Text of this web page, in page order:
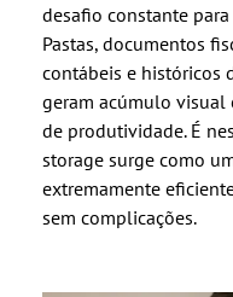
desafio constante
Pastas, documentos
contábeis e históricos
geram acúmulo visual
de produtividade. É
storage surge como
extremamente
sem complicações.